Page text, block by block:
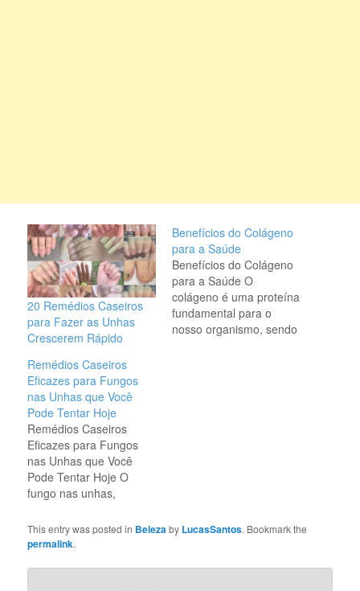
20 Remédios Caseiros
para Fazer as Unhas
Crescerem Rápido
Benefícios do Colágeno
para a Saúde
Benefícios do Colágeno
para a Saúde O
colágeno é uma proteína
fundamental para o
nosso organismo, sendo
Remédios Caseiros
Eficazes para Fungos
nas Unhas que Você
Pode Tentar Hoje
Remédios Caseiros
Eficazes para Fungos
nas Unhas que Você
Pode Tentar Hoje O
fungo nas unhas,
como onicomicose, é
uma condição comum
pessoas. Pode causar
This entry was posted in Belezaby LucasSantos. Bookmark the
permalink.